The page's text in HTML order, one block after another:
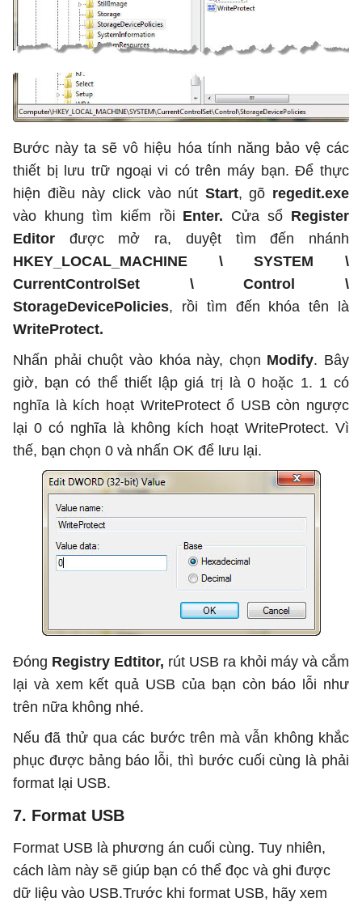
Bước này ta sẽ vô hiệu hóa tính năng bảo vệ các
thiết bị lưu trữ ngoại vi có trên máy bạn. Để thực
hiện điều này click vào nút Start, gõ regedit.exe
vào khung tìm kiếm rồi Enter. Cửa sổ Register
Editor được mở ra, duyệt tìm đến nhánh
HKEY_LOCAL_MACHINE \ SYSTEM \
CurrentControlSet \ Control \
StorageDevicePolicies, rồi tìm đến khóa tên là
WriteProtect.
Nhấn phải chuột vào khóa này, chọn Modify. Bây
giờ, bạn có thể thiết lập giá trị là 0 hoặc 1. 1 có
nghĩa là kích hoạt WriteProtect ổ USB còn ngược
lại 0 có nghĩa là không kích hoạt WriteProtect. Vì
thế, bạn chọn 0 và nhấn OK để lưu lại.
Đóng Registry Edtitor, rút USB ra khỏi máy và cắm
lại và xem kết quả USB của bạn còn báo lỗi như
trên nữa không nhé.
Nếu đã thử qua các bước trên mà vẫn không khắc
phục được bảng báo lỗi, thì bước cuối cùng là phải
format lại USB.
7. Format USB
Format USB là phương án cuối cùng. Tuy nhiên,
cách làm này sẽ giúp bạn có thể đọc và ghi được
dữ liệu vào USB.Trước khi format USB, hãy xem